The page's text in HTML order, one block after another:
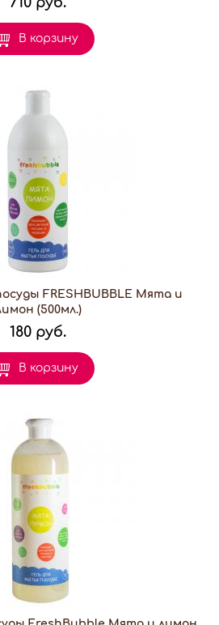
В корзину
FRESHBUBBLE Мята и
(500мл.)
180 руб.
В корзину